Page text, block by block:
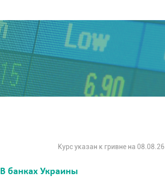
Курс указан к гривне на 08.08.26
В банках Украины